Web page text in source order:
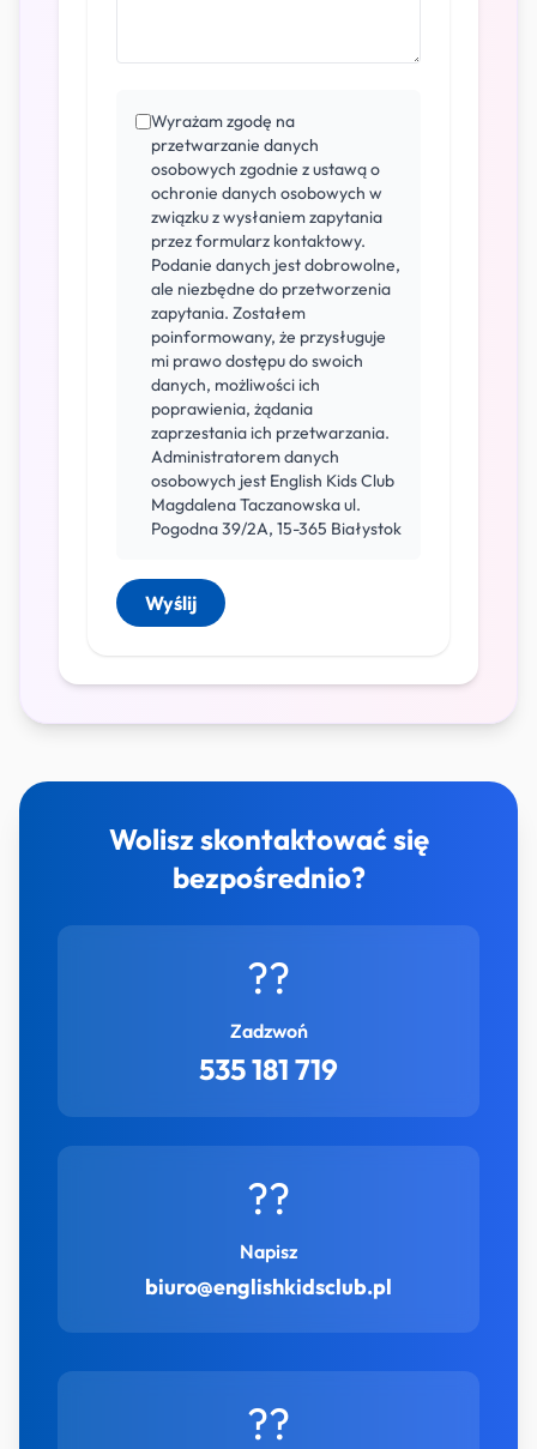
Wyrażam zgodę na
przetwarzanie danych
osobowych zgodnie z ustawą o
ochronie danych osobowych w
związku z wysłaniem zapytania
przez formularz kontaktowy.
Podanie danych jest dobrowolne,
ale niezbędne do przetworzenia
zapytania. Zostałem
poinformowany, że przysługuje
mi prawo dostępu do swoich
danych, możliwości ich
poprawienia, żądania
zaprzestania ich przetwarzania.
Administratorem danych
osobowych jest English Kids Club
Magdalena Taczanowska ul.
Pogodna 39/2A, 15-365 Białystok
Wyślij
Wolisz skontaktować się
bezpośrednio?
??
Zadzwoń
535 181 719
??
Napisz
biuro@englishkidsclub.pl
??